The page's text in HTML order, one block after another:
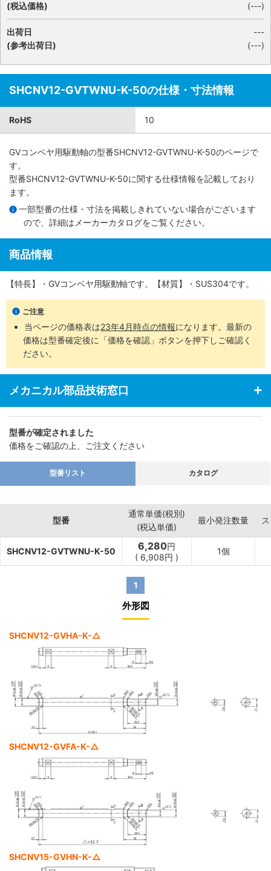
(税込価格)
(---)
出荷日
(参考出荷日)
---
(---)
SHCNV12-GVTWNU-K-50の仕様・寸法情報
RoHS 10
GVコンベヤ用駆動軸の型番SHCNV12-GVTWNU-K-50のページで
す。
型番SHCNV12-GVTWNU-K-50に関する仕様情報を記載しており
ます。
一部型番の仕様・寸法を掲載しきれていない場合がございます
ので、詳細は メーカーカタログをご覧ください。
商品情報
【特長】・GVコンベヤ用駆動軸です。【材質】・SUS304です。
ご注意
当ページの価格表は23年4月時点の情報になります。最新の
価格は型番確定後に「価格を確認」ボタンを押下しご確認く
ださい。
メカニカル部品技術窓口
型番が確定されました
価格をご確認の上、ご注文ください
型番リスト カタログ
型番
通常単価(税別)
(税込単価)
最小発注数量
SHCNV12-GVTWNU-K-50 6,280円
( 6,908円 )
1個
1
外形図
SHCNV12-GVHA-K-△
SHCNV12-GVFA-K-△
SHCNV15-GVHN-K-△